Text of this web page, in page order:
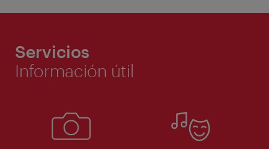
Servicios
Información útil